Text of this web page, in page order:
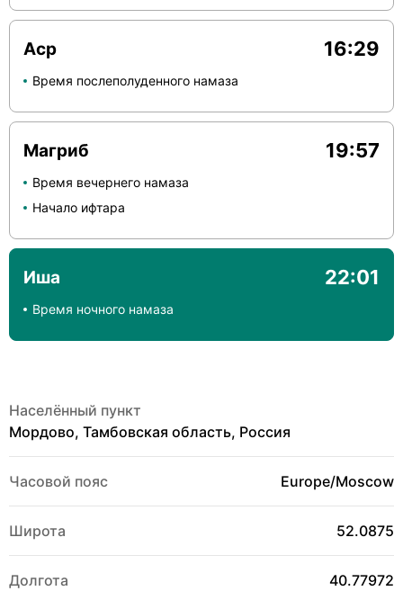
Аср 16:29
Время послеполуденного намаза
Магриб 19:57
Время вечернего намаза
Начало ифтара
Иша 22:01
Время ночного намаза
Населённый пункт
Мордово, Тамбовская область, Россия
Часовой пояс Europe/Moscow
Широта 52.0875
Долгота 40.77972